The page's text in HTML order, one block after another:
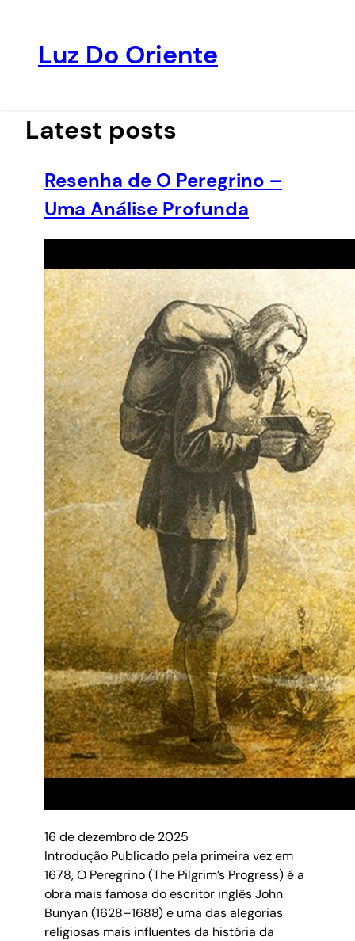
conteúdo
Luz Do Oriente
Latest posts
Resenha de O Peregrino –
Uma Análise Profunda
16 de dezembro de 2025
Introdução Publicado pela primeira vez em
1678, O Peregrino (The Pilgrim’s Progress) é a
obra mais famosa do escritor inglês John
Bunyan (1628–1688) e uma das alegorias
religiosas mais influentes da história da